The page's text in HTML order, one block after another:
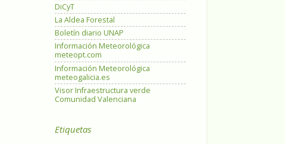
DiCyT
La Aldea Forestal
Boletín diario UNAP
Información Meteorológica
meteopt.com
Información Meteorológica
meteogalicia.es
Visor Infraestructura verde
Comunidad Valenciana
Etiquetas